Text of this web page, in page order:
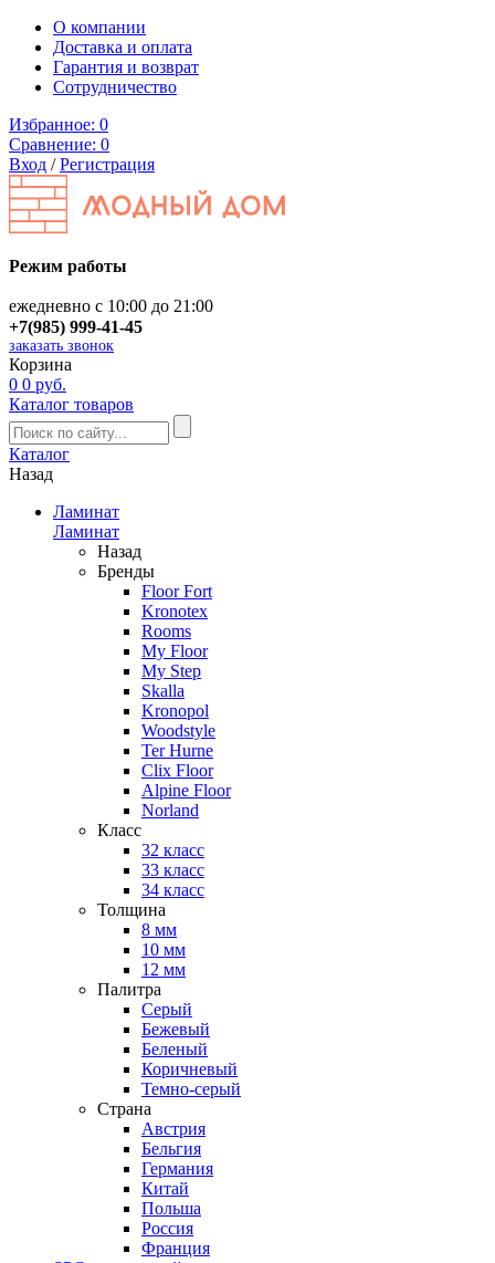
О компании
Доставка и оплата
Гарантия и возврат
Сотрудничество
Избранное: 0
Сравнение: 0
Вход /Регистрация
Режим работы
ежедневно с 10:00 до 21:00
+7(985) 999-41-45
заказать звонок
Корзина
0 0 руб.
Каталог товаров
Каталог
Назад
Ламинат
Ламинат
Назад
Бренды
Floor Fort
Kronotex
Rooms
My Floor
My Step
Skalla
Kronopol
Woodstyle
Ter Hurne
Clix Floor
Alpine Floor
Norland
Класс
32 класс
33 класс
34 класс
Толщина
8 мм
10 мм
12 мм
Палитра
Серый
Бежевый
Беленый
Коричневый
Темно-серый
Страна
Австрия
Бельгия
Германия
Китай
Польша
Россия
Франция